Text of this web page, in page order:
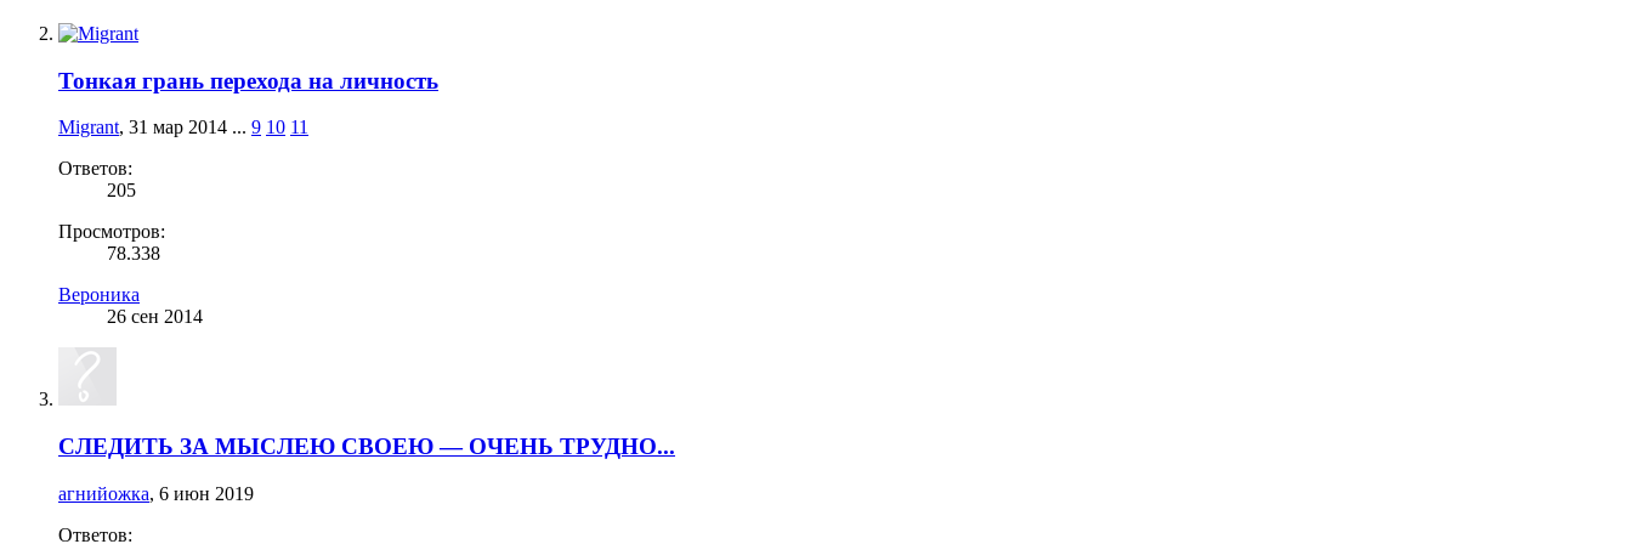
Тонкая грань перехода на личность
Migrant, 31 мар 2014 ... 9 10 11
Ответов:
205
Просмотров:
78.338
Вероника
26 сен 2014
СЛЕДИТЬ ЗА МЫСЛЕЮ СВОЕЮ — ОЧЕНЬ ТРУДНО...
агнийожка, 6 июн 2019
Ответов: